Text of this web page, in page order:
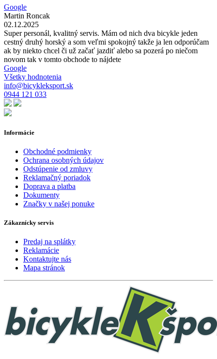
Google
Martin Roncak
02.12.2025
Super personál, kvalitný servis. Mám od nich dva bicykle jeden
cestný druhý horský a som veľmi spokojný takže ja len odporúčam
ak by niekto chcel či už začať jazdiť alebo sa pozerá po niečom
novom tak v tomto obchode to nájdete
Google
Všetky hodnotenia
info@bicykleksport.sk
0944 121 033
Informácie
Obchodné podmienky
Ochrana osobných údajov
Odstúpenie od zmluvy
Reklamačný poriadok
Doprava a platba
Dokumenty
Značky v našej ponuke
Zákaznícky servis
Predaj na splátky
Reklamácie
Kontaktujte nás
Mapa stránok